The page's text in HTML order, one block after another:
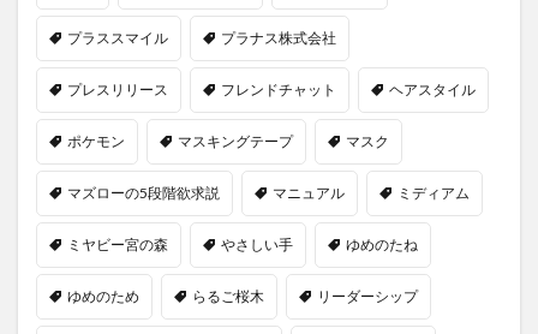
プラススマイル プラナス株式会社
プレスリリース フレンドチャット ヘアスタイル
ポケモン マスキングテープ マスク
マズローの5段階欲求説 マニュアル ミディアム
ミヤビー宮の森 やさしい手 ゆめのたね
ゆめのため らるご桜木 リーダーシップ